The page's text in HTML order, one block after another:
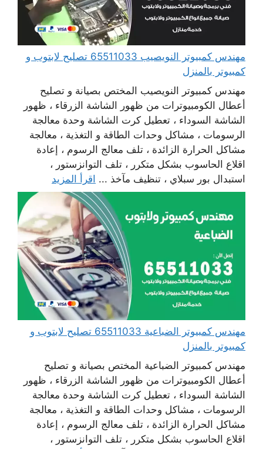
مهندس كمبيوتر النويصيب 65511033 تصليح لابتوب و
كمبيوتر بالمنزل
مهندس كمبيوتر النويصيب المختص بصيانة و تصليح
أعطال الكومبيوترات من ظهور الشاشة الزرقاء ، ظهور
الشاشة السوداء ، تعطيل كرت الشاشة وحدة معالجة
الرسومات ، مشاكل وحدات الطاقة و التغذية ، معالجة
مشاكل الحرارة الزائدة ، تلف معالج الرسوم ، إعادة
اقلاع الحاسوب بشكل متكرر ، تلف التوانزستور ،
استبدال بور سبلاي ، تنظيف مآخذ ... اقرأ المزيد
مهندس كمبيوتر الضباعية 65511033 تصليح لابتوب و
كمبيوتر بالمنزل
مهندس كمبيوتر الضباعية المختص بصيانة و تصليح
أعطال الكومبيوترات من ظهور الشاشة الزرقاء ، ظهور
الشاشة السوداء ، تعطيل كرت الشاشة وحدة معالجة
الرسومات ، مشاكل وحدات الطاقة و التغذية ، معالجة
مشاكل الحرارة الزائدة ، تلف معالج الرسوم ، إعادة
اقلاع الحاسوب بشكل متكرر ، تلف التوانزستور ،